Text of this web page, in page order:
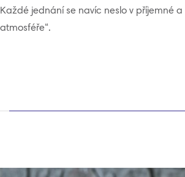
Každé jednání se navíc neslo v příjemné
atmosféře“.